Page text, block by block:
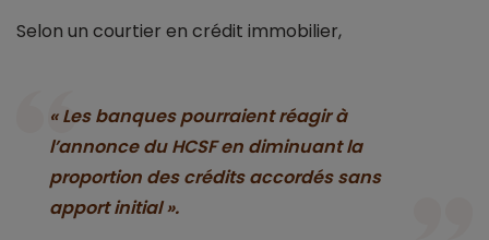
Selon un courtier en crédit immobilier,
« Les banques pourraient réagir à
l’annonce du HCSF en diminuant la
proportion des crédits accordés sans
apport initial ».